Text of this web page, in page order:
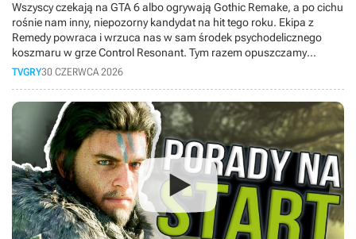
Wszyscy czekają na GTA 6 albo ogrywają Gothic Remake, a po cichu
rośnie nam inny, niepozorny kandydat na hit tego roku. Ekipa z
Remedy powraca i wrzuca nas w sam środek psychodelicznego
koszmaru w grze Control Resonant. Tym razem opuszczamy
Najstarsze Domostwo i wychodzimy na ulice wykrzywionego
dzisiejszym materiale opowiemy Wam o naszych wrażeniach z
przedpremierowego dema. Czy Finowie znowu dowieźli?
TVGRY30 CZERWCA 2026